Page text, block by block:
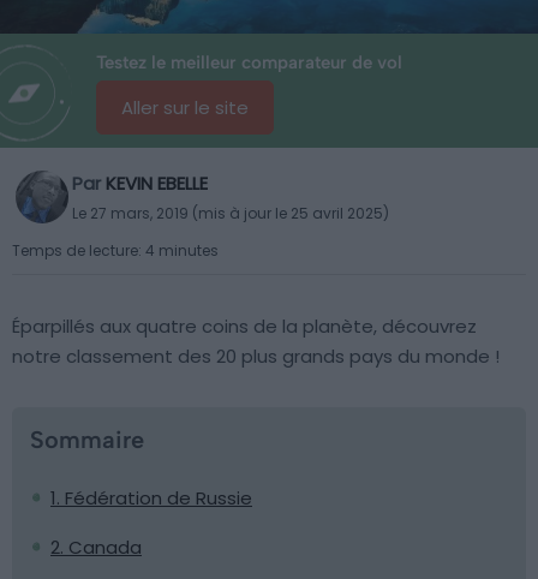
Testez le meilleur comparateur de vol
Aller sur le site
Par KEVIN EBELLE
Le 27 mars, 2019 (mis à jour le 25 avril 2025)
Temps de lecture: 4 minutes
Éparpillés aux quatre coins de la planète, découvrez
notre classement des 20 plus grands pays du monde !
Sommaire
1. Fédération de Russie
2. Canada